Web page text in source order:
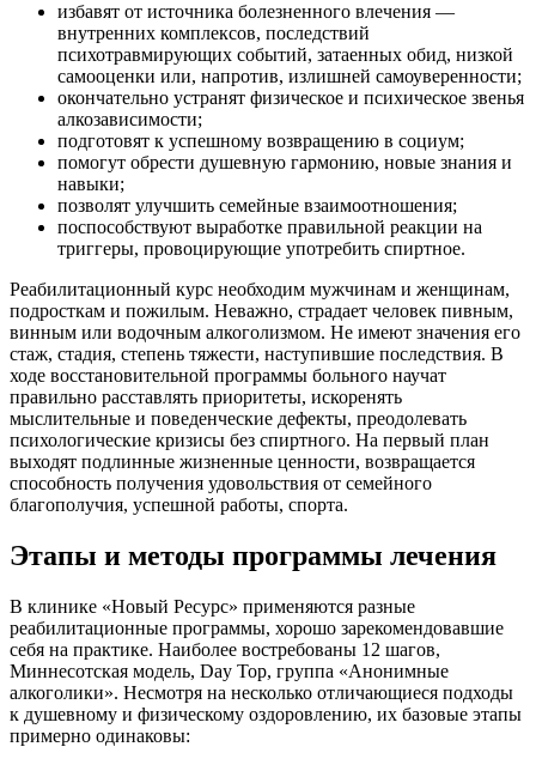
избавят от источника болезненного влечения —
внутренних комплексов, последствий
психотравмирующих событий, затаенных обид, низкой
самооценки или, напротив, излишней самоуверенности;
окончательно устранят физическое и психическое звенья
алкозависимости;
подготовят к успешному возвращению в социум;
помогут обрести душевную гармонию, новые знания и
навыки;
позволят улучшить семейные взаимоотношения;
поспособствуют выработке правильной реакции на
триггеры, провоцирующие употребить спиртное.
Реабилитационный курс необходим мужчинам и женщинам,
подросткам и пожилым. Неважно, страдает человек пивным,
винным или водочным алкоголизмом. Не имеют значения его
стаж, стадия, степень тяжести, наступившие последствия. В
ходе восстановительной программы больного научат
правильно расставлять приоритеты, искоренять
мыслительные и поведенческие дефекты, преодолевать
психологические кризисы без спиртного. На первый план
выходят подлинные жизненные ценности, возвращается
способность получения удовольствия от семейного
благополучия, успешной работы, спорта.
Этапы и методы программы лечения
В клинике «Новый Ресурс» применяются разные
реабилитационные программы, хорошо зарекомендовавшие
себя на практике. Наиболее востребованы 12 шагов,
Миннесотская модель, Day Top, группа «Анонимные
алкоголики». Несмотря на несколько отличающиеся подходы
к душевному и физическому оздоровлению, их базовые этапы
примерно одинаковы: